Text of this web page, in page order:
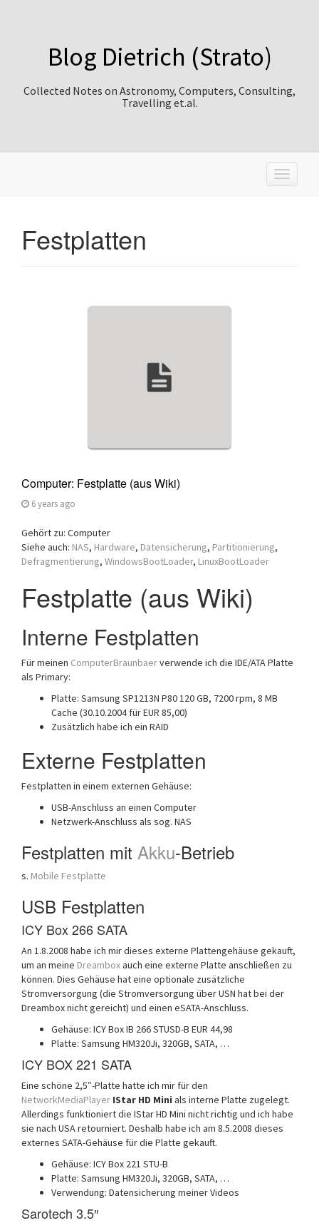
Blog Dietrich (Strato)
Collected Notes on Astronomy, Computers, Consulting,
Travelling et.al.
T
o
Festplatten
Computer: Festplatte (aus Wiki)
6 years ago
Gehört zu: Computer
Siehe auch: NAS, Hardware, Datensicherung, Partitionierung,
Defragmentierung, WindowsBootLoader, LinuxBootLoader
Festplatte (aus Wiki)
Interne Festplatten
Für meinen ComputerBraunbaerverwende ich die IDE/ATA Platte
als Primary:
Platte: Samsung SP1213N P80 120 GB, 7200 rpm, 8 MB
Cache (30.10.2004 für EUR 85,00)
Zusätzlich habe ich ein RAID
Externe Festplatten
Festplatten in einem externen Gehäuse:
USB-Anschluss an einen Computer
Netzwerk-Anschluss als sog. NAS
Festplatten mit Akku-Betrieb
s. Mobile Festplatte
USB Festplatten
ICY Box 266 SATA
An 1.8.2008 habe ich mir dieses externe Plattengehäuse gekauft,
um an meine Dreamboxauch eine externe Platte anschließen zu
können. Dies Gehäuse hat eine optionale zusätzliche
Stromversorgung (die Stromversorgung über USN hat bei der
Dreambox nicht gereicht) und einen eSATA-Anschluss.
Gehäuse: ICY Box IB 266 STUSD-B EUR 44,98
Platte: Samsung HM320Ji, 320GB, SATA, …
ICY BOX 221 SATA
Eine schöne 2,5″-Platte hatte ich mir für den
NetworkMediaPlayer IStar HD Mini als interne Platte zugelegt.
Allerdings funktioniert die IStar HD Mini nicht richtig und ich habe
sie nach USA retourniert. Deshalb habe ich am 8.5.2008 dieses
externes SATA-Gehäuse für die Platte gekauft.
Gehäuse: ICY Box 221 STU-B
Platte: Samsung HM320Ji, 320GB, SATA, …
Verwendung: Datensicherung meiner Videos
Sarotech 3.5″